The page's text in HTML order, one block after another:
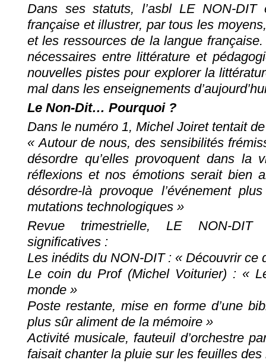
Dans ses statuts, l’asbl LE NON-DIT
française et illustrer, par tous les
et les ressources de la langue
nécessaires entre littérature et
nouvelles pistes pour explorer la
mal dans les enseignements
Le Non-Dit… Pourquoi ?
Dans le numéro 1, Michel Joiret tentait
« Autour de nous, des sensibilités
désordre qu’elles provoquent dans la
réflexions et nos émotions serait bien
désordre-là provoque l’événement
mutations technologiques »
Revue trimestrielle, LE NON-DIT
significatives :
Les inédits du NON-DIT : « Découvrir ce
Le coin du Prof (Michel Voiturier) : «
monde »
Poste restante, mise en forme d’une
plus sûr aliment de la mémoire »
Activité musicale, fauteuil d’orchestre
faisait chanter la pluie sur les feuilles des